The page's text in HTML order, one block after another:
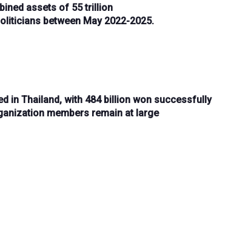
assets of 55 trillion
between May 2022-2025.
in Thailand, with 484 billion won successfully
members remain at large